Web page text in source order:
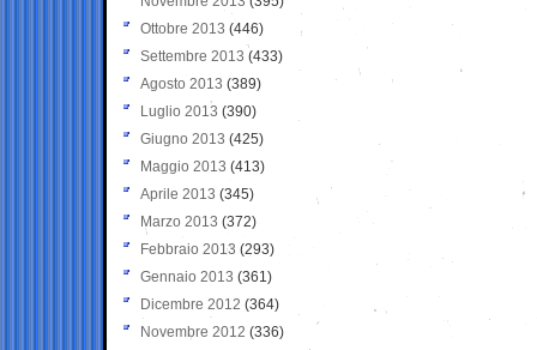
Ottobre 2013 (446)
Settembre 2013 (433)
Agosto 2013 (389)
Luglio 2013 (390)
Giugno 2013 (425)
Maggio 2013 (413)
Aprile 2013 (345)
Marzo 2013 (372)
Febbraio 2013 (293)
Gennaio 2013 (361)
Dicembre 2012 (364)
Novembre 2012 (336)